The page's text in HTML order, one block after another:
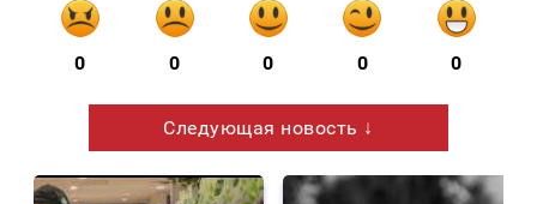
0 0 0 0 0
Следующая новость ↓